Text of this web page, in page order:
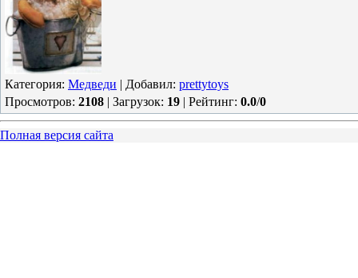
Категория: Медведи | Добавил: prettytoys
Просмотров: 2108 | Загрузок: 19 | Рейтинг: 0.0/0
Полная версия сайта